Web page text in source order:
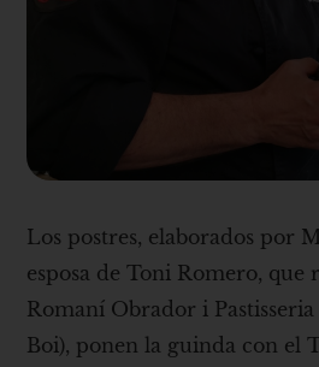
Los postres, elaborados por
esposa de Toni Romero, que
Romaní Obrador i Pastisseria
Boi), ponen la guinda con el